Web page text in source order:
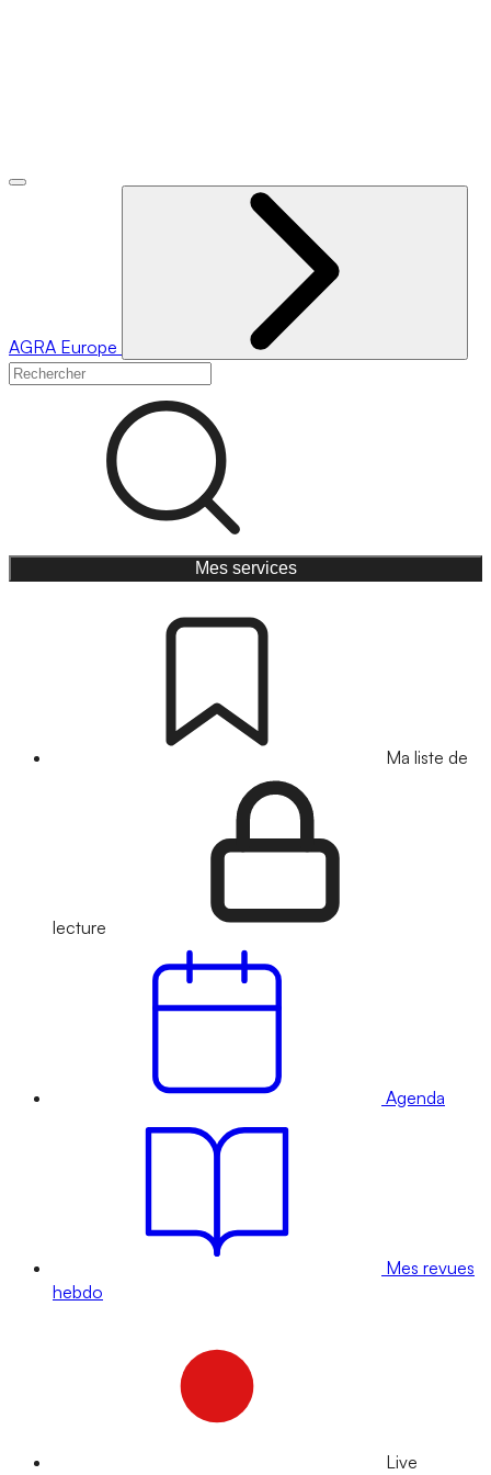
AGRA Europe
Mes services
Ma liste de
lecture
Agenda
Mes revues
hebdo
Live